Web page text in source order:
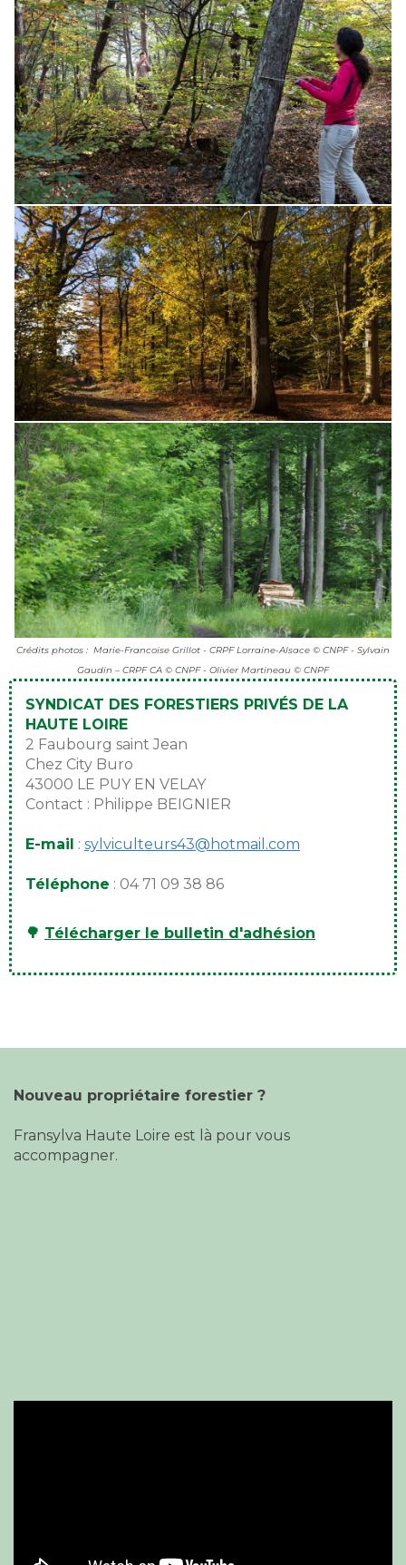
Crédits photos : Marie-Francoise Grillot - CRPF Lorraine-Alsace © CNPF - Sylvain
Gaudin – CRPF CA © CNPF - Olivier Martineau © CNPF
SYNDICAT DES FORESTIERS PRIVÉS DE LA
HAUTE LOIRE
2 Faubourg saint Jean
Chez City Buro
43000 LE PUY EN VELAY
Contact : Philippe BEIGNIER
E-mail : sylviculteurs43@hotmail.com
Téléphone : 04 71 09 38 86
🌳 Télécharger le bulletin d'adhésion
Nouveau propriétaire forestier ?
Fransylva Haute Loire est là pour vous
accompagner.